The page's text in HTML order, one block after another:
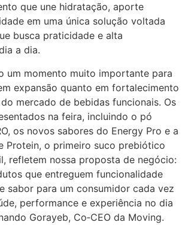
que une hidratação, aporte
em uma única solução voltada
busca praticidade e alta
a dia.
um momento muito importante para
expansão quanto em fortalecimento
mercado de bebidas funcionais. Os
na feira, incluindo o pó
os novos sabores do Energy Pro e a
Protein, o primeiro suco prebiótico
refletem nossa proposta de negócio:
que entreguem funcionalidade
sabor para um consumidor cada vez
performance e experiência no dia
Gorayeb, Co‑CEO da Moving.